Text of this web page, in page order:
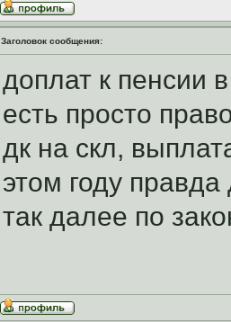
Заголовок сообщения:
доплат к пенсии
есть просто
дк на скл,
этом году
так далее по